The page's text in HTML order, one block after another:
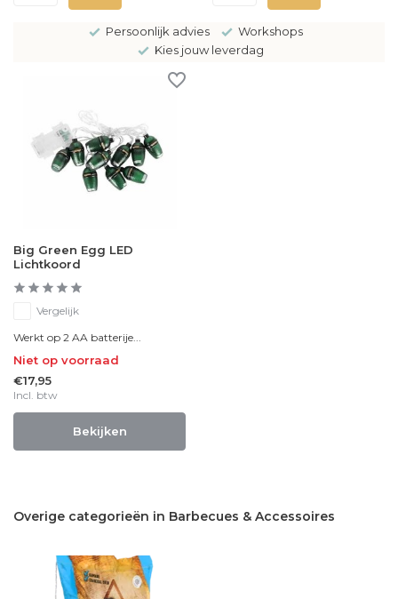
Persoonlijk advies
Workshops
Kies jouw leverdag
Big Green Egg LED
Lichtkoord
Vergelijk
Werkt op 2 AA batterije...
Niet op voorraad
€17,95
Incl. btw
Bekijken
Overige categorieën in Barbecues & Accessoires